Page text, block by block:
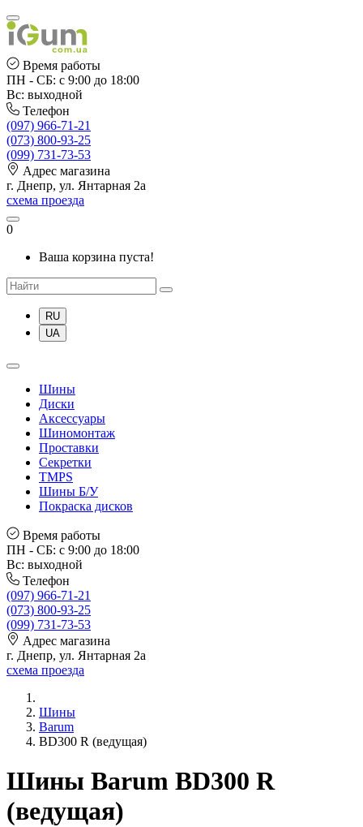
Время работы
ПН - СБ: с 9:00 до 18:00
Вс: выходной
Телефон
(097) 966-71-21
(073) 800-93-25
(099) 731-73-53
Адрес магазина
г. Днепр, ул. Янтарная 2а
схема проезда
0
Ваша корзина пуста!
RU
UA
Шины
Диски
Аксессуары
Шиномонтаж
Проставки
Секретки
TMPS
Шины Б/У
Покраска дисков
Время работы
ПН - СБ: с 9:00 до 18:00
Вс: выходной
Телефон
(097) 966-71-21
(073) 800-93-25
(099) 731-73-53
Адрес магазина
г. Днепр, ул. Янтарная 2а
схема проезда
Шины
Barum
BD300 R (ведущая)
Шины Barum BD300 R
(ведущая)